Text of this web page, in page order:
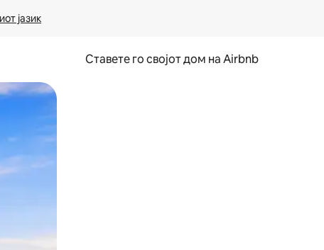
јазик
Ставете го својот дом на Airbnb